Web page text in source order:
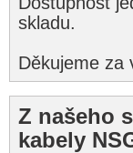
skladu.
Děkujeme za
Z našeho
kabely